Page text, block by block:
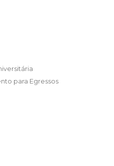
para Egressos